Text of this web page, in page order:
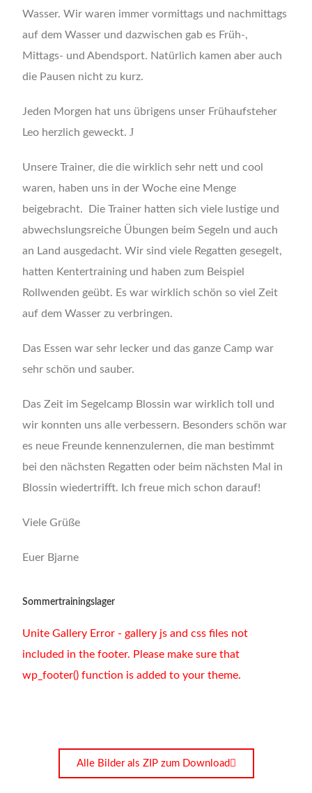
Wasser. Wir waren immer vormittags und nachmittags
auf dem Wasser und dazwischen gab es Früh-,
Mittags- und Abendsport. Natürlich kamen aber auch
die Pausen nicht zu kurz.
Jeden Morgen hat uns übrigens unser Frühaufsteher
Leo herzlich geweckt.J
Unsere Trainer, die die wirklich sehr nett und cool
waren, haben uns in der Woche eine Menge
beigebracht. Die Trainer hatten sich viele lustige und
abwechslungsreiche Übungen beim Segeln und auch
an Land ausgedacht. Wir sind viele Regatten gesegelt,
hatten Kentertraining und haben zum Beispiel
Rollwenden geübt. Es war wirklich schön so viel Zeit
auf dem Wasser zu verbringen.
Das Essen war sehr lecker und das ganze Camp war
sehr schön und sauber.
Das Zeit im Segelcamp Blossin war wirklich toll und
wir konnten uns alle verbessern. Besonders schön war
es neue Freunde kennenzulernen, die man bestimmt
bei den nächsten Regatten oder beim nächsten Mal in
Blossin wiedertrifft. Ich freue mich schon darauf!
Viele Grüße
Euer Bjarne
Sommertrainingslager
Unite Gallery Error - gallery js and css files not
included in the footer. Please make sure that
wp_footer() function is added to your theme.
Alle Bilder als ZIP zum Download